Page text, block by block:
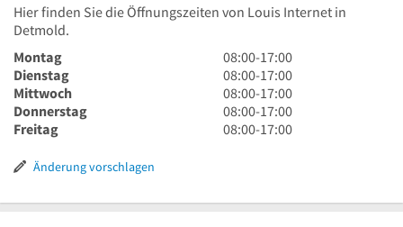
Hier finden Sie die Öffnungszeiten von Louis Internet in
Detmold.
Montag
8
Uhr
bis
17
Uhr
08:00-17:00
Dienstag
8
Uhr
bis
17
08:00-17:00
Mittwoch
8
Uhr
bis
08:00-17:00
Donnerstag
8
Uhr
08:00-17:00
Freitag
8
Uhr
08:00-17:00
Änderung vorschlagen